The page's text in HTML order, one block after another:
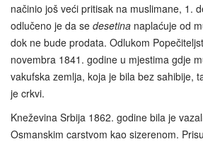
načinio još veći pritisak na muslimane, 1.
odlučeno je da se desetina naplaćuje od
dok ne bude prodata. Odlukom
novembra 1841. godine u mjestima gdje
vakufska zemlja, koja je bila bez sahibije,
je crkvi.
Kneževina Srbija 1862. godine bila je
Osmanskim carstvom kao sizerenom.